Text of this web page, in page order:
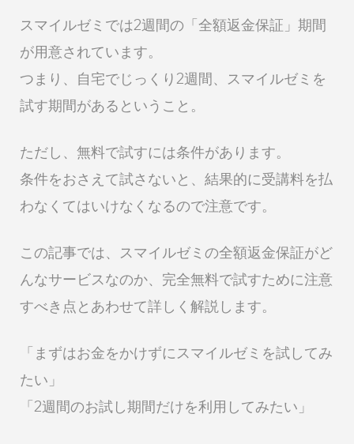
スマイルゼミでは2週間の「全額返金保証」期間
が用意されています。
つまり、自宅でじっくり2週間、スマイルゼミを
試す期間があるということ。
ただし、無料で試すには条件があります。
条件をおさえて試さないと、結果的に受講料を払
わなくてはいけなくなるので注意です。
この記事では、スマイルゼミの全額返金保証がど
んなサービスなのか、完全無料で試すために注意
すべき点とあわせて詳しく解説します。
「まずはお金をかけずにスマイルゼミを試してみ
たい」
「2週間のお試し期間だけを利用してみたい」